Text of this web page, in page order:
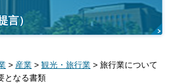
言）
> 産業 > 観光・旅行業 > 旅行業について
となる書類